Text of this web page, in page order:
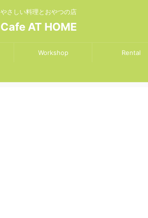
やさしい料理とおやつの店
Cafe AT HOME
Workshop Rental